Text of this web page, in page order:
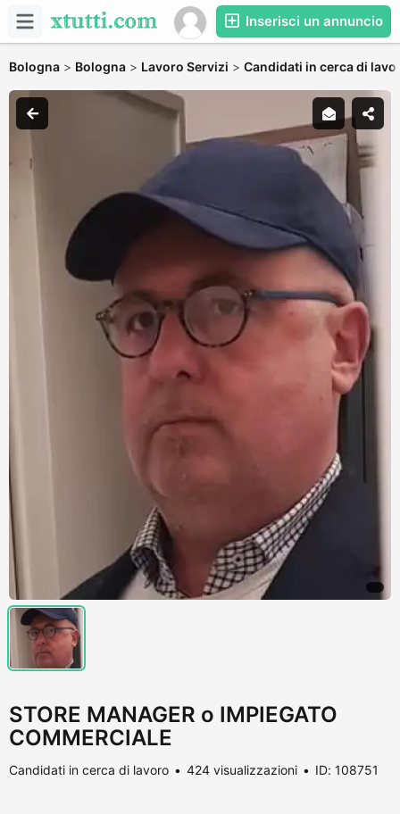
Inserisci un annuncio
Bologna > Bologna > Lavoro Servizi > Candidati in cerca di
STORE MANAGER o IMPIEGATO
COMMERCIALE
Candidati in cerca di lavoro 424 visualizzazioni ID: 108751